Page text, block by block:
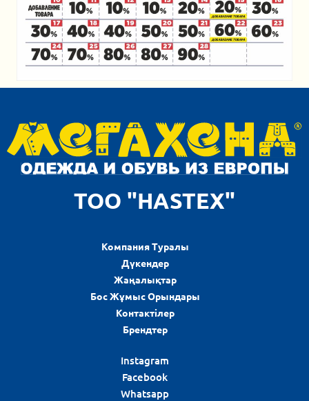
ТОО "HASTEX"
Компания Туралы
Дүкендер
Жаңалықтар
Бос Жұмыс Орындары
Контактілер
Брендтер
Instagram
Facebook
Whatsapp